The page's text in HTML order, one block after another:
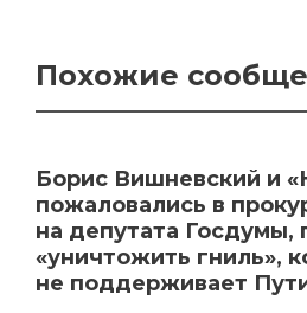
Похожие
Борис Вишневский и
пожаловались в
на депутата
«уничтожить гниль»,
не поддерживает